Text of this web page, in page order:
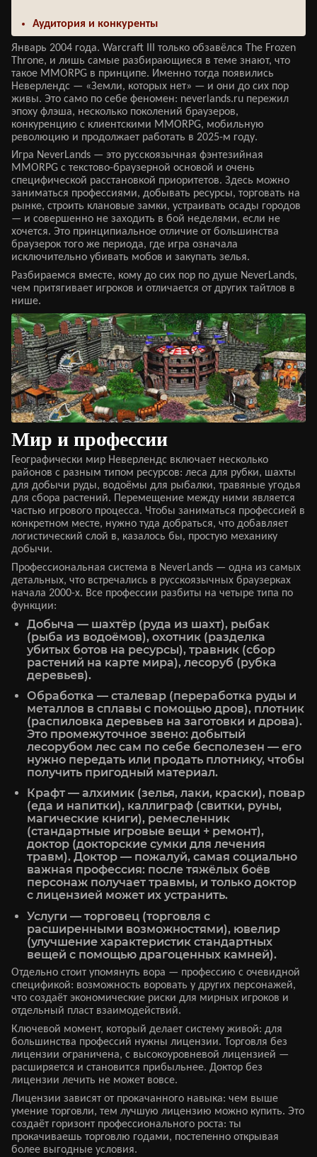
Аудитория и конкуренты
Январь 2004 года. Warcraft III только обзавёлся The Frozen
Throne, и лишь самые разбирающиеся в теме знают, что
такое MMORPG в принципе. Именно тогда появились
Неверлендс — «Земли, которых нет» — и они до сих пор
живы. Это само по себе феномен: neverlands.ru пережил
эпоху флэша, несколько поколений браузеров,
конкуренцию с клиентскими MMORPG, мобильную
революцию и продолжает работать в 2025-м году.
Игра NeverLands — это русскоязычная фэнтезийная
MMORPG с текстово-браузерной основой и очень
специфической расстановкой приоритетов. Здесь можно
заниматься профессиями, добывать ресурсы, торговать на
рынке, строить клановые замки, устраивать осады городов
— и совершенно не заходить в бой неделями, если не
хочется. Это принципиальное отличие от большинства
браузерок того же периода, где игра означала
исключительно убивать мобов и закупать зелья.
Разбираемся вместе, кому до сих пор по душе NeverLands,
чем притягивает игроков и отличается от других тайтлов в
нише.
Мир и профессии
Географически мир Неверлендс включает несколько
районов с разным типом ресурсов: леса для рубки, шахты
для добычи руды, водоёмы для рыбалки, травяные угодья
для сбора растений. Перемещение между ними является
частью игрового процесса. Чтобы заниматься профессией в
конкретном месте, нужно туда добраться, что добавляет
логистический слой в, казалось бы, простую механику
добычи.
Профессиональная система в NeverLands — одна из самых
детальных, что встречались в русскоязычных браузерках
начала 2000-х. Все профессии разбиты на четыре типа по
функции:
Добыча — шахтёр (руда из шахт), рыбак
(рыба из водоёмов), охотник (разделка
убитых ботов на ресурсы), травник (сбор
растений на карте мира), лесоруб (рубка
деревьев).
Обработка — сталевар (переработка руды и
металлов в сплавы с помощью дров), плотник
(распиловка деревьев на заготовки и дрова).
Это промежуточное звено: добытый
лесорубом лес сам по себе бесполезен — его
нужно передать или продать плотнику, чтобы
получить пригодный материал.
Крафт — алхимик (зелья, лаки, краски), повар
(еда и напитки), каллиграф (свитки, руны,
магические книги), ремесленник
(стандартные игровые вещи + ремонт),
доктор (докторские сумки для лечения
травм). Доктор — пожалуй, самая социально
важная профессия: после тяжёлых боёв
персонаж получает травмы, и только доктор
с лицензией может их устранить.
Услуги — торговец (торговля с
расширенными возможностями), ювелир
(улучшение характеристик стандартных
вещей с помощью драгоценных камней).
Отдельно стоит упомянуть вора — профессию с очевидной
спецификой: возможность воровать у других персонажей,
что создаёт экономические риски для мирных игроков и
отдельный пласт взаимодействий.
Ключевой момент, который делает систему живой: для
большинства профессий нужны лицензии. Торговля без
лицензии ограничена, с высокоуровневой лицензией —
расширяется и становится прибыльнее. Доктор без
лицензии лечить не может вовсе.
Лицензии зависят от прокачанного навыка: чем выше
умение торговли, тем лучшую лицензию можно купить. Это
создаёт горизонт профессионального роста: ты
прокачиваешь торговлю годами, постепенно открывая
более выгодные условия.